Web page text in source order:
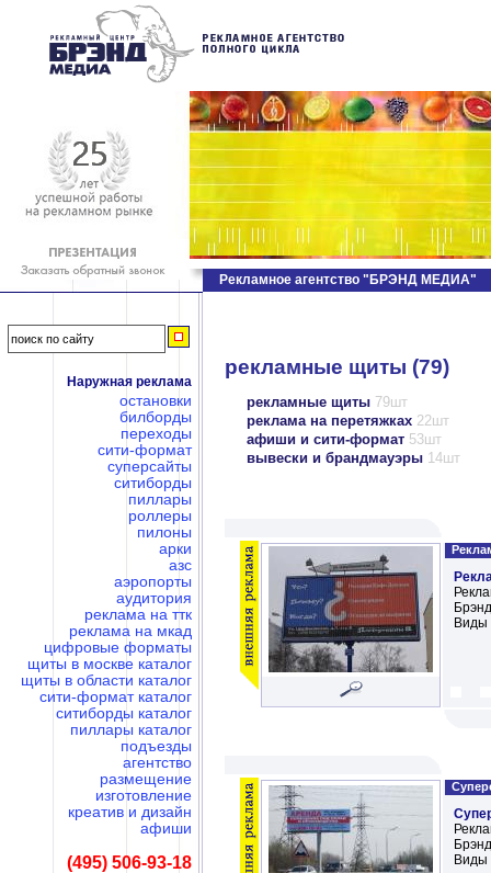
Наружная реклама
остановки
билборды
переходы
сити-формат
суперсайты
ситиборды
пиллары
роллеры
пилоны
арки
азс
аэропорты
аудитория
реклама на ттк
реклама на мкад
цифровые форматы
щиты в москве каталог
щиты в области каталог
сити-формат каталог
ситиборды каталог
пиллары каталог
подъезды
агентство
размещение
изготовление
креатив и дизайн
афиши
(495) 506-93-18
Рекламное агентство "БРЭНД МЕДИА"
рекламные щиты (79)
рекламные щиты 79шт
реклама на перетяжках 22шт
афиши и сити-формат 53шт
вывески и брандмауэры 14шт
Виды
Виды